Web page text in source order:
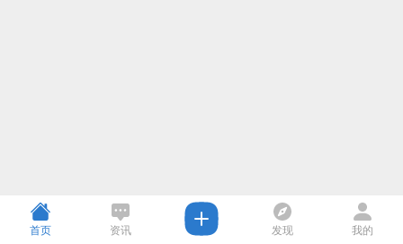
首页 资讯 发现 我的